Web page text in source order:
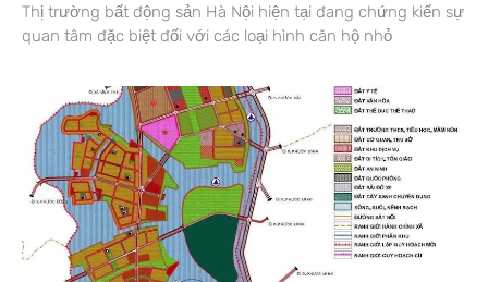
Thị trường bất động sản Hà Nội hiện tại đang chứng kiến sự
quan tâm đặc biệt đối với các loại hình căn hộ nhỏ